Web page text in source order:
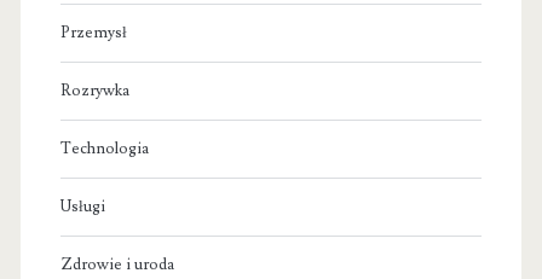
Przemysł
Rozrywka
Technologia
Usługi
Zdrowie i uroda